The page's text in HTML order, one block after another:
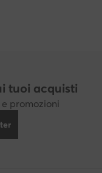
tuoi acquisti
promozioni